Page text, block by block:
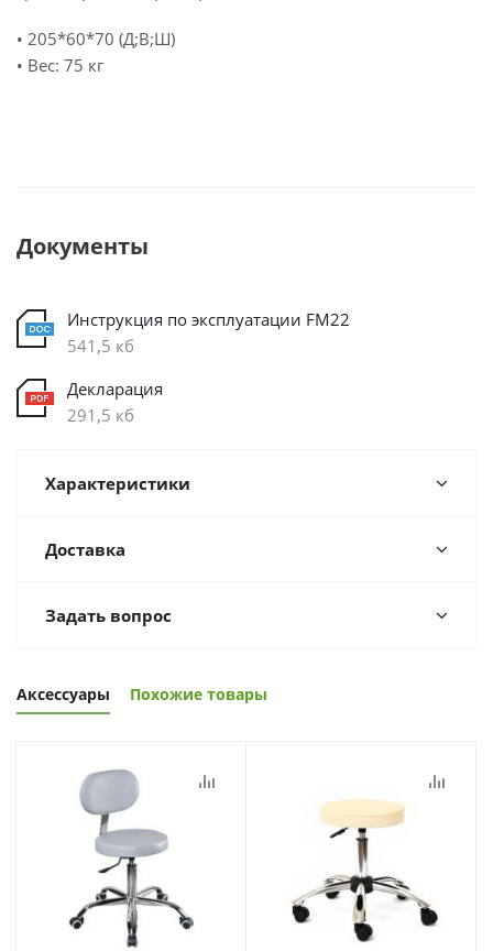
• 205*60*70 (Д;В;Ш)
• Вес: 75 кг
Документы
Инструкция по эксплуатации FM22
541,5 кб
Декларация
291,5 кб
Характеристики
Доставка
Задать вопрос
Аксессуары Похожие товары